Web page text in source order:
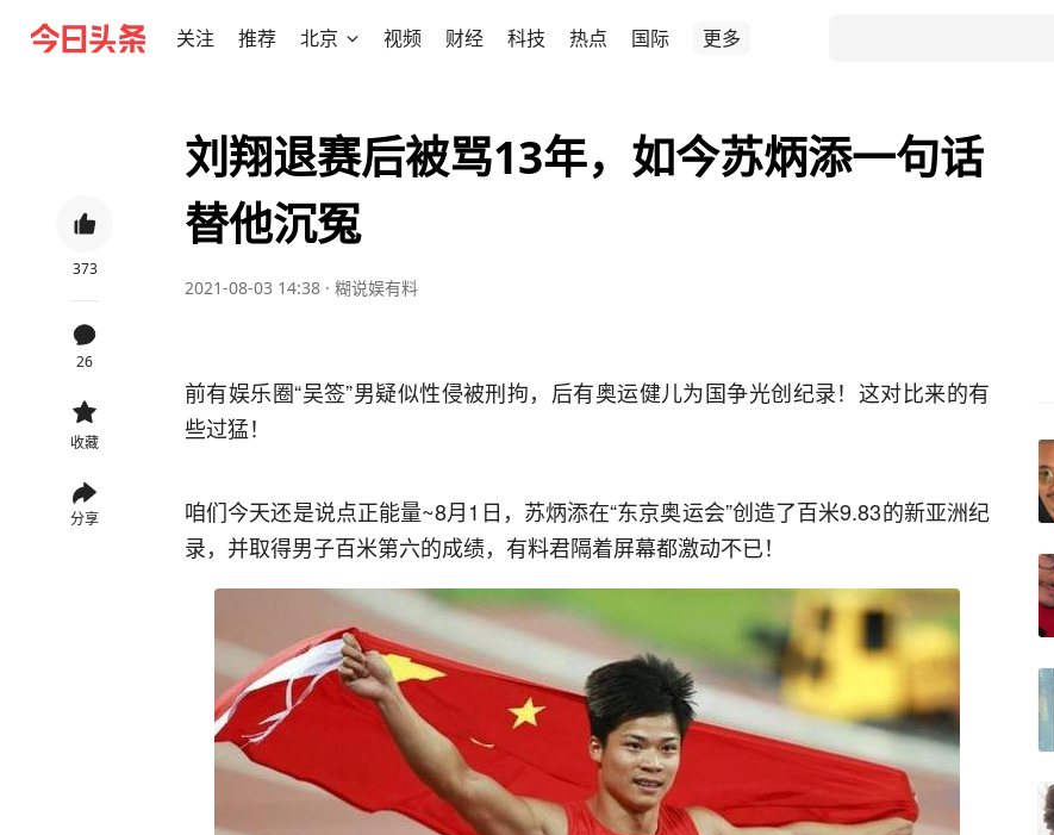
关注 推荐 北京 视频 财经 科技 热点 国际 更多
373
26
收藏
分享
刘翔退赛后被骂13年，如今苏炳添一句话
替他沉冤
2021-08-03 14:38 · 糊说娱有料
前有娱乐圈“吴签”男疑似性侵被刑拘，后有奥运健儿为国争光创纪录！这对比来的有
些过猛！
咱们今天还是说点正能量~8月1日，苏炳添在“东京奥运会”创造了百米9.83的新亚洲纪
录，并取得男子百米第六的成绩，有料君隔着屏幕都激动不已！